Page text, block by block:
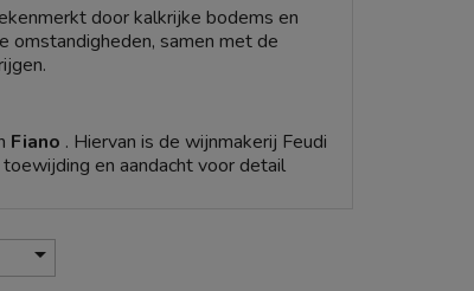
door kalkrijke bodems en
omstandigheden, samen met de
Fiano . Hiervan is de wijnmakerij Feudi
en aandacht voor detail
om de website
